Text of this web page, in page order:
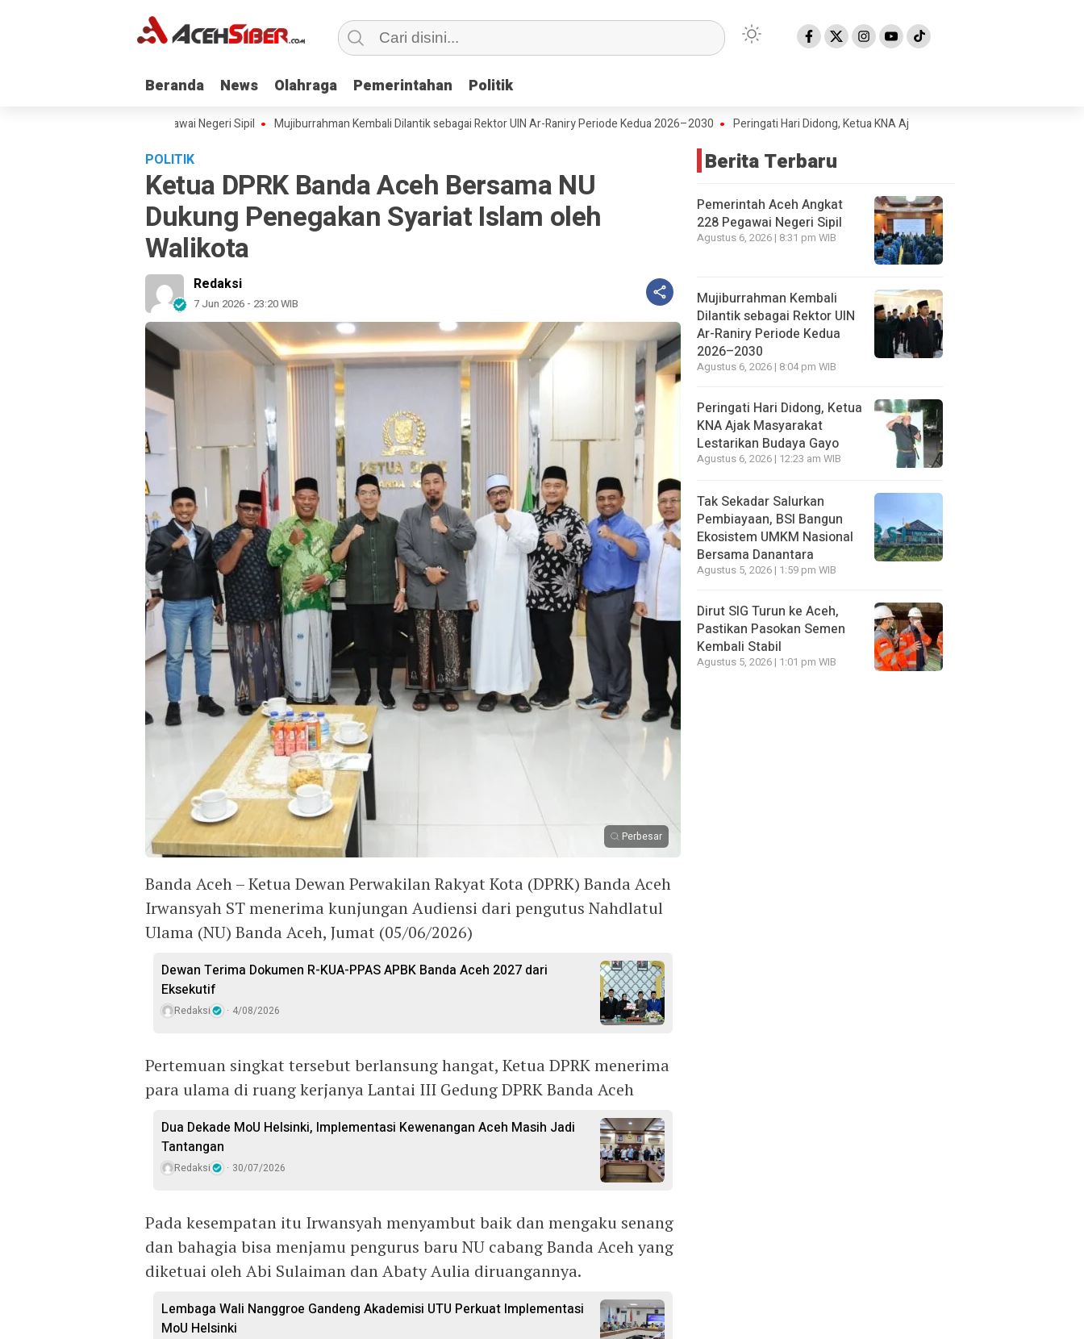
Beranda News Olahraga Pemerintahan Politik
Beranda News Olahraga Pemerintahan Politik
Aceh Angkat 228 Pegawai Negeri Sipil Mujiburrahman Kembali Dilantik sebagai Rektor UIN Ar-Raniry Periode Kedua 2026–2030 Peringati Hari Didong, Ketua KNA Ajak Masyarakat Lestarikan Budaya Gayo
POLITIK
Ketua DPRK Banda Aceh Bersama NU
Dukung Penegakan Syariat Islam oleh
Walikota
Redaksi
7 Jun 2026 - 23:20 WIB
Perbesar
Banda Aceh – Ketua Dewan Perwakilan Rakyat Kota (DPRK) Banda Aceh
Irwansyah ST menerima kunjungan Audiensi dari pengutus Nahdlatul
Ulama (NU) Banda Aceh, Jumat (05/06/2026)
Dewan Terima Dokumen R-KUA-PPAS APBK Banda Aceh 2027 dari
Eksekutif
Redaksi 4/08/2026
Pertemuan singkat tersebut berlansung hangat, Ketua DPRK menerima
para ulama di ruang kerjanya Lantai III Gedung DPRK Banda Aceh
Dua Dekade MoU Helsinki, Implementasi Kewenangan Aceh Masih Jadi
Tantangan
Redaksi 30/07/2026
Pada kesempatan itu Irwansyah menyambut baik dan mengaku senang
dan bahagia bisa menjamu pengurus baru NU cabang Banda Aceh yang
diketuai oleh Abi Sulaiman dan Abaty Aulia diruangannya.
Lembaga Wali Nanggroe Gandeng Akademisi UTU Perkuat Implementasi
MoU Helsinki
Berita Terbaru
Pemerintah Aceh Angkat
228 Pegawai Negeri Sipil
Agustus 6, 2026 | 8:31 pm WIB
Mujiburrahman Kembali
Dilantik sebagai Rektor UIN
Ar-Raniry Periode Kedua
2026–2030
Agustus 6, 2026 | 8:04 pm WIB
Peringati Hari Didong, Ketua
KNA Ajak Masyarakat
Lestarikan Budaya Gayo
Agustus 6, 2026 | 12:23 am WIB
Tak Sekadar Salurkan
Pembiayaan, BSI Bangun
Ekosistem UMKM Nasional
Bersama Danantara
Agustus 5, 2026 | 1:59 pm WIB
Dirut SIG Turun ke Aceh,
Pastikan Pasokan Semen
Kembali Stabil
Agustus 5, 2026 | 1:01 pm WIB